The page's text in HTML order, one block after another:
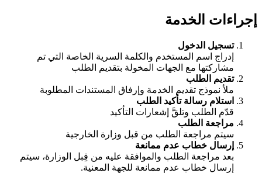
إجراءات الخدمة
تسجيل الدخول
إدراج اسم المستخدم والكلمة السرية الخاصة التي تم
مشاركتها مع الجهات المخولة بتقديم الطلب
تقديم الطلب
ملأ نموذج تقديم الخدمة وإرفاق المستندات المطلوبة
استلام رسالة تأكيد الطلب
قدّم الطلب وتلقَّ إشعارات التأكيد
مراجعة الطلب
سيتم مراجعة الطلب من قبل وزارة الخارجية
إرسال خطاب عدم ممانعة
بعد مراجعة الطلب والموافقة عليه من قِبل الوزارة، سيتم
إرسال خطاب عدم ممانعة للجهة المعنية.